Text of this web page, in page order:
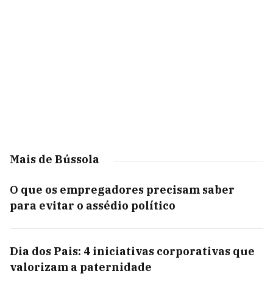
Mais de Bússola
O que os empregadores precisam saber
para evitar o assédio político
Dia dos Pais: 4 iniciativas corporativas que
valorizam a paternidade